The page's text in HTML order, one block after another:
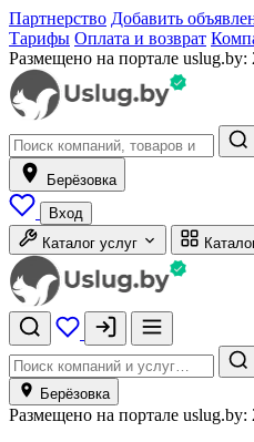
Партнерство Добавить
Тарифы Оплата и возврат
Размещено на портале uslug.by:
Берёзовка
Вход
Каталог услуг
Берёзовка
Размещено на портале uslug.by: